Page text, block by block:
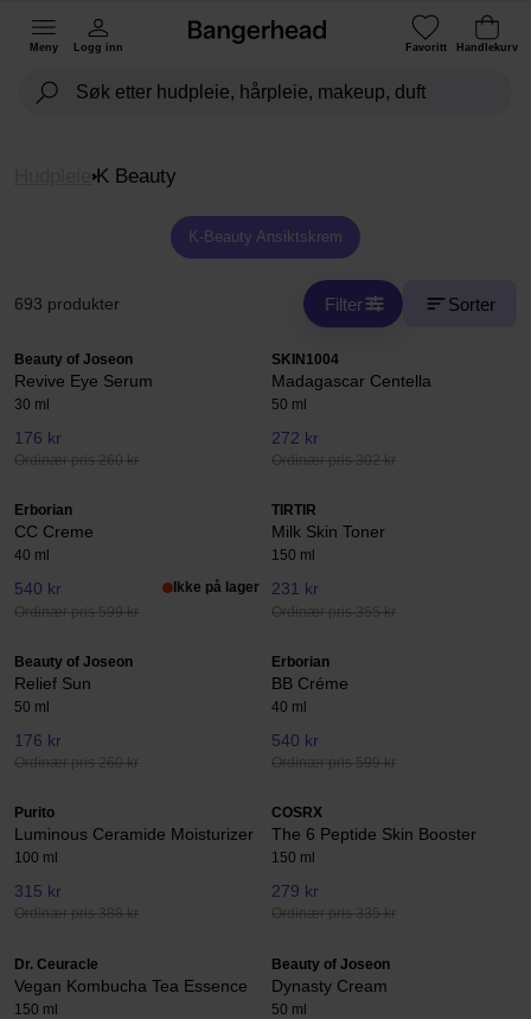
Meny Logg inn Favoritt Handlekurv
K Beauty
K-Beauty Ansiktskrem
693 produkter Filter Sorter
Beauty of Joseon
Revive Eye Serum
30 ml
176 kr
Ordinær pris 260 kr
SKIN1004
Madagascar Centella
50 ml
272 kr
Ordinær pris 302 kr
Erborian
CC Creme
40 ml
540 kr
Ordinær pris 599 kr
Ikke på lager
TIRTIR
Milk Skin Toner
150 ml
231 kr
Ordinær pris 355 kr
Beauty of Joseon
Relief Sun
50 ml
176 kr
Ordinær pris 260 kr
Erborian
BB Créme
40 ml
540 kr
Ordinær pris 599 kr
Purito
Luminous Ceramide Moisturizer
100 ml
315 kr
Ordinær pris 388 kr
COSRX
The 6 Peptide Skin Booster
150 ml
279 kr
Ordinær pris 335 kr
Dr. Ceuracle
Vegan Kombucha Tea Essence
150 ml
Beauty of Joseon
Dynasty Cream
50 ml